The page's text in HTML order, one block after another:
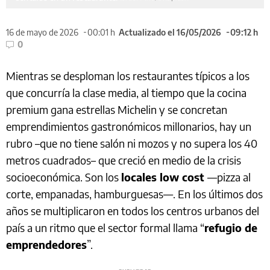
16 de mayo de 2026 00:01 h Actualizado el 16/05/2026
09:12 h
0
Mientras se desploman los restaurantes típicos a los
que concurría la clase media, al tiempo que la cocina
premium gana estrellas Michelin y se concretan
emprendimientos gastronómicos millonarios, hay un
rubro –que no tiene salón ni mozos y no supera los 40
metros cuadrados– que creció en medio de la crisis
socioeconómica. Son los locales low cost —pizza al
corte, empanadas, hamburguesas—. En los últimos dos
años se multiplicaron en todos los centros urbanos del
país a un ritmo que el sector formal llama “refugio de
emprendedores”.